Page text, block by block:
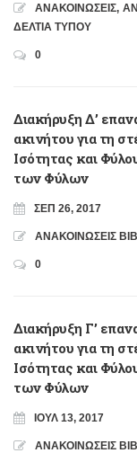
ΑΝΑΚΟΙΝΩΣΕΙΣ,
ΔΕΛΤΙΑ ΤΥΠΟΥ
0
Διακήρυξη Δ’
ακινήτου για τη
Ισότητας και
των Φύλων
ΣΕΠ 26, 2017
ΑΝΑΚΟΙΝΩΣΕΙΣ
0
Διακήρυξη Γ’
ακινήτου για τη
Ισότητας και
των Φύλων
ΙΟΎΛ 13, 2017
ΑΝΑΚΟΙΝΩΣΕΙΣ